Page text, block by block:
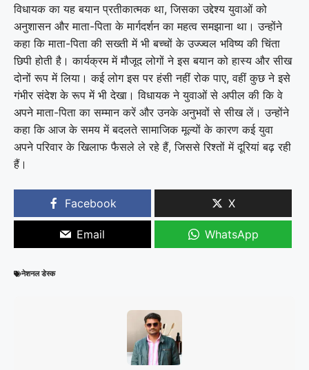
विधायक का यह बयान प्रतीकात्मक था, जिसका उद्देश्य युवाओं को
अनुशासन और माता-पिता के मार्गदर्शन का महत्व समझाना था। उन्होंने
कहा कि माता-पिता की सख्ती में भी बच्चों के उज्ज्वल भविष्य की चिंता
छिपी होती है। कार्यक्रम में मौजूद लोगों ने इस बयान को हास्य और सीख
दोनों रूप में लिया। कई लोग इस पर हंसी नहीं रोक पाए, वहीं कुछ ने इसे
गंभीर संदेश के रूप में भी देखा। विधायक ने युवाओं से अपील की कि वे
अपने माता-पिता का सम्मान करें और उनके अनुभवों से सीख लें। उन्होंने
कहा कि आज के समय में बदलते सामाजिक मूल्यों के कारण कई युवा
अपने परिवार के खिलाफ फैसले ले रहे हैं, जिससे रिश्तों में दूरियां बढ़ रही
हैं।
Facebook X
Email WhatsApp
नेशनल डेस्क